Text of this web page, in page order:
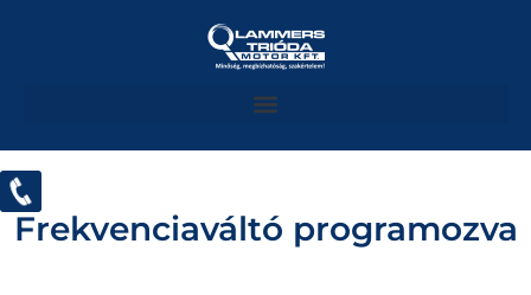
Frekvenciaváltó programozva